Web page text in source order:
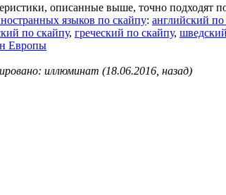
описанные выше, точно подходят
языков по скайпу: английский по
по скайпу, греческий по скайпу,
Европы
иллюминат (18.06.2016, назад)